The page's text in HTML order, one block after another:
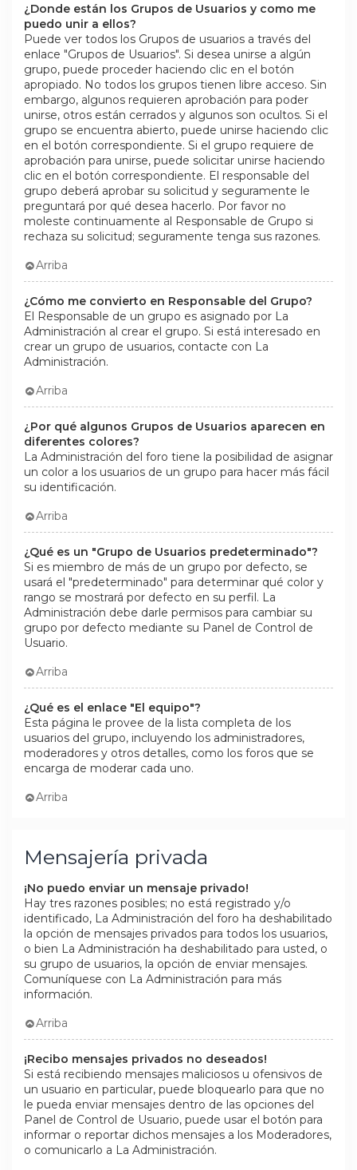
¿Donde están los Grupos de Usuarios y como me
puedo unir a ellos?
Puede ver todos los Grupos de usuarios a través del
enlace "Grupos de Usuarios". Si desea unirse a algún
grupo, puede proceder haciendo clic en el botón
apropiado. No todos los grupos tienen libre acceso. Sin
embargo, algunos requieren aprobación para poder
unirse, otros están cerrados y algunos son ocultos. Si el
grupo se encuentra abierto, puede unirse haciendo clic
en el botón correspondiente. Si el grupo requiere de
aprobación para unirse, puede solicitar unirse haciendo
clic en el botón correspondiente. El responsable del
grupo deberá aprobar su solicitud y seguramente le
preguntará por qué desea hacerlo. Por favor no
moleste continuamente al Responsable de Grupo si
rechaza su solicitud; seguramente tenga sus razones.
Arriba
¿Cómo me convierto en Responsable del Grupo?
El Responsable de un grupo es asignado por La
Administración al crear el grupo. Si está interesado en
crear un grupo de usuarios, contacte con La
Administración.
Arriba
¿Por qué algunos Grupos de Usuarios aparecen en
diferentes colores?
La Administración del foro tiene la posibilidad de asignar
un color a los usuarios de un grupo para hacer más fácil
su identificación.
Arriba
¿Qué es un "Grupo de Usuarios predeterminado"?
Si es miembro de más de un grupo por defecto, se
usará el "predeterminado" para determinar qué color y
rango se mostrará por defecto en su perfil. La
Administración debe darle permisos para cambiar su
grupo por defecto mediante su Panel de Control de
Usuario.
Arriba
¿Qué es el enlace "El equipo"?
Esta página le provee de la lista completa de los
usuarios del grupo, incluyendo los administradores,
moderadores y otros detalles, como los foros que se
encarga de moderar cada uno.
Arriba
Mensajería privada
¡No puedo enviar un mensaje privado!
Hay tres razones posibles; no está registrado y/o
identificado, La Administración del foro ha deshabilitado
la opción de mensajes privados para todos los usuarios,
o bien La Administración ha deshabilitado para usted, o
su grupo de usuarios, la opción de enviar mensajes.
Comuníquese con La Administración para más
información.
Arriba
¡Recibo mensajes privados no deseados!
Si está recibiendo mensajes maliciosos u ofensivos de
un usuario en particular, puede bloquearlo para que no
le pueda enviar mensajes dentro de las opciones del
Panel de Control de Usuario, puede usar el botón para
informar o reportar dichos mensajes a los Moderadores,
o comunicarlo a La Administración.